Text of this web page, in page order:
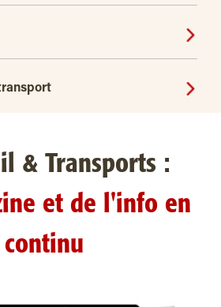
& Transports :
et de l'info en
continu